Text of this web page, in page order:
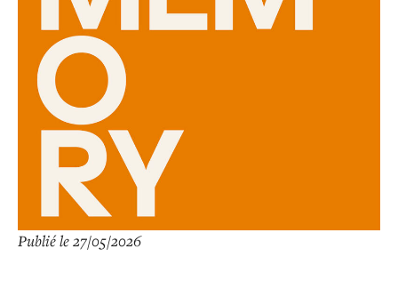
Publié le 27/05/2026